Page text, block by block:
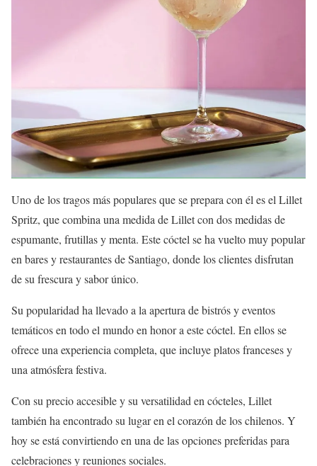
Uno de los tragos más populares que se prepara con él es el Lillet
Spritz, que combina una medida de Lillet con dos medidas de
espumante, frutillas y menta. Este cóctel se ha vuelto muy popular
en bares y restaurantes de Santiago, donde los clientes disfrutan
de su frescura y sabor único.
Su popularidad ha llevado a la apertura de bistrós y eventos
temáticos en todo el mundo en honor a este cóctel. En ellos se
ofrece una experiencia completa, que incluye platos franceses y
una atmósfera festiva.
Con su precio accesible y su versatilidad en cócteles, Lillet
también ha encontrado su lugar en el corazón de los chilenos. Y
hoy se está convirtiendo en una de las opciones preferidas para
celebraciones y reuniones sociales.